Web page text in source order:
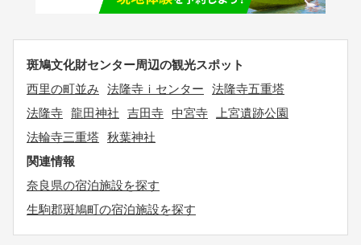
斑鳩文化財センター周辺の観光スポット
西里の町並み
法隆寺ｉセンター
法隆寺五重塔
法隆寺 龍田神社 吉田寺 中宮寺
上宮遺跡公園
法輪寺三重塔 秋葉神社
関連情報
奈良県の宿泊施設を探す
生駒郡斑鳩町の宿泊施設を探す